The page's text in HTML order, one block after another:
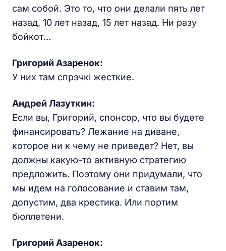
сам собой. Это то, что они делали пять лет
назад, 10 лет назад, 15 лет назад. Ни разу
бойкот…
Григорий Азаренок:
У них там спрэчкі жесткие.
Андрей Лазуткин:
Если вы, Григорий, спонсор, что вы будете
финансировать? Лежание на диване,
которое ни к чему не приведет? Нет, вы
должны какую-то активную стратегию
предложить. Поэтому они придумали, что
мы идем на голосование и ставим там,
допустим, два крестика. Или портим
бюллетени.
Григорий Азаренок: